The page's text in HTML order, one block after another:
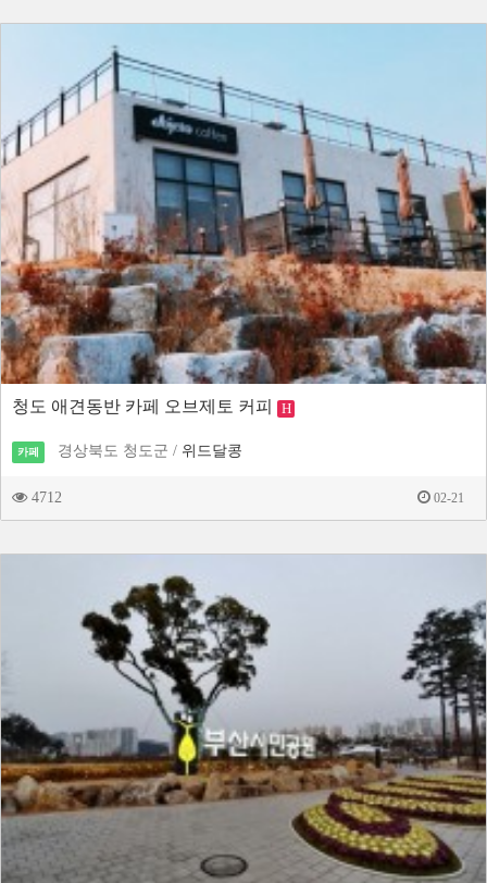
청도 애견동반 카페 오브제토 커피 H
카페 경상북도 청도군 / 위드달콩
4712 02-21